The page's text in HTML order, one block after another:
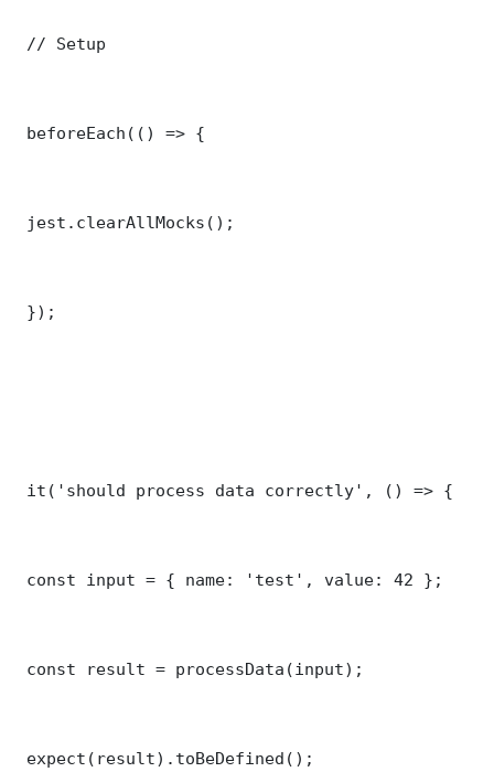
// Setup
beforeEach(() => {
jest.clearAllMocks();
});
it('should process data correctly', () => {
const input = { name: 'test', value: 42 };
const result = processData(input);
expect(result).toBeDefined();